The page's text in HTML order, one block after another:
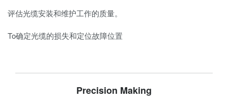
评估光缆安装和维护工作的质量。
To确定光缆的损失和定位故障位置
Precision Making